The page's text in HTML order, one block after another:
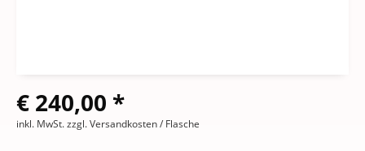
€ 240,00 *
inkl. MwSt.zzgl. Versandkosten/ Flasche